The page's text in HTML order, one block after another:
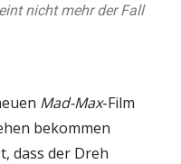
nicht mehr der Fall
Mad-Max-Film
bekommen
dass der Dreh